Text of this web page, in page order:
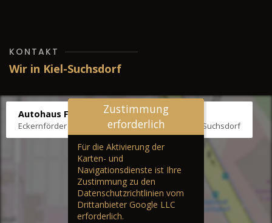
KONTAKT
Wir in Kiel-Suchsdorf
Autohaus Fräter
Eckernförder Str. /Klausbrooker Weg 1, 24107 Kiel-Suchsdorf
Zustimmung
erforderlich
Für die Aktivierung der
Karten- und
Navigationsdienste ist Ihre
Zustimmung zu den
Datenschutzrichtlinien vom
Drittanbieter Google LLC
erforderlich.